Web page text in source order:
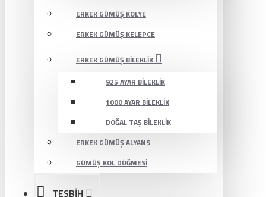
ERKEK GÜMÜŞ KOLYE
ERKEK GÜMÜŞ KELEPÇE
ERKEK GÜMÜŞ BILEKLIK
925 AYAR BILEKLIK
1000 AYAR BILEKLIK
DOĞAL TAŞ BILEKLIK
ERKEK GÜMÜŞ ALYANS
GÜMÜŞ KOL DÜĞMESI
TESBİH